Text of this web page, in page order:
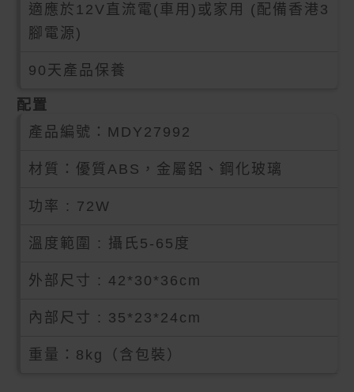
適應於12V直流電(車用)或家用 (配備香港3
腳電源)
90天產品保養
配置
產品編號： MDY27992
材質：優質ABS，金屬鋁、鋼化玻璃
功率 : 72W
溫度範圍 : 攝氏5-65度
外部尺寸 : 42*30*36cm
內部尺寸 : 35*23*24cm
重量：8kg（含包裝）